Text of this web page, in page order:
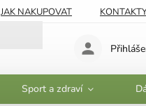
JAK NAKUPOVAT
Sport a zdraví